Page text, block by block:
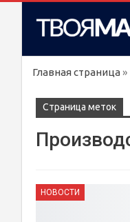
Главная страница »
Cтраница меток
НОВОСТИ